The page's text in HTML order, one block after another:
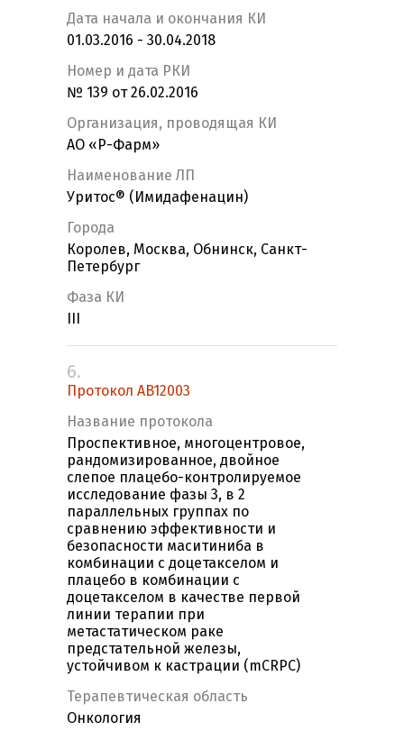
Дата начала и окончания КИ
01.03.2016 - 30.04.2018
Номер и дата РКИ
№ 139 от 26.02.2016
Организация, проводящая КИ
АО «Р-Фарм»
Наименование ЛП
Уритос® (Имидафенацин)
Города
Королев, Москва, Обнинск, Санкт-
Петербург
Фаза КИ
6.
Протокол AB12003
Название протокола
Проспективное, многоцентровое,
рандомизированное, двойное
слепое плацебо-контролируемое
исследование фазы 3, в 2
параллельных группах по
сравнению эффективности и
безопасности маситиниба в
комбинации с доцетакселом и
плацебо в комбинации с
доцетакселом в качестве первой
линии терапии при
метастатическом раке
предстательной железы,
устойчивом к кастрации (mCRPC)
Терапевтическая область
Онкология